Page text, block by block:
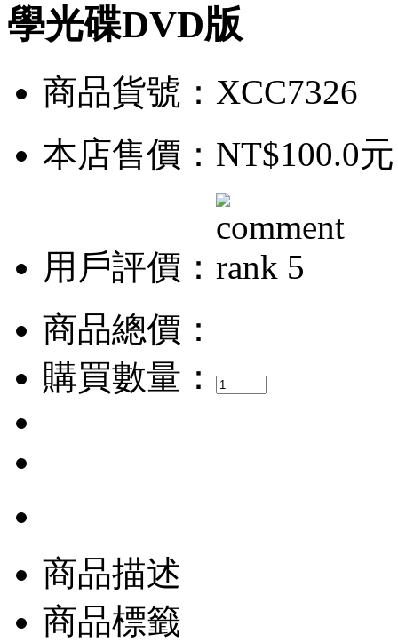
學光碟DVD版
商品貨號：XCC7326
本店售價： NT$100.0元
用戶評價：
商品總價：
購買數量：
商品描述
商品標籤